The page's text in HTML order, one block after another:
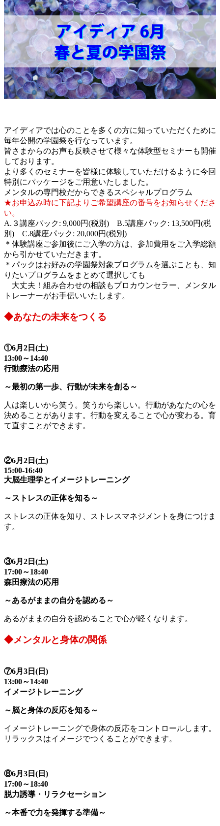
アイディアでは心のことを多くの方に知っていただくために
毎年公開の学園祭を行なっています。
皆さまからのお声も反映させて様々な体験型セミナーも開催
しております。
より多くのセミナーを皆様に体験していただけるように今回
特別にパッケージをご用意いたしました。
メンタルの専門校だからできるスペシャルプログラム
★お申込み時に下記よりご希望講座の番号をお知らせくださ
い。
A.３講座パック: 9,000円(税別) B.5講座パック: 13,500円(税
別) C.8講座パック: 20,000円(税別)
＊体験講座ご参加後にご入学の方は、参加費用をご入学総額
から引かせていただきます。
＊パックはお好みの学園祭対象プログラムを選ぶことも、知
りたいプログラムをまとめて選択しても
大丈夫！組み合わせの相談もプロカウンセラー、メンタル
トレーナーがお手伝いいたします。
◆あなたの未来をつくる
①6月2日(土)
13:00～14:40
行動療法の応用
～最初の第一歩、行動が未来を創る～
人は楽しいから笑う。笑うから楽しい。行動があなたの心を
決めることがあります。行動を変えることで心が変わる。育
て直すことができます。
②6月2日(土)
15:00-16:40
大脳生理学とイメージトレーニング
～ストレスの正体を知る～
ストレスの正体を知り、ストレスマネジメントを身につけま
す。
③6月2日(土)
17:00～18:40
森田療法の応用
～あるがままの自分を認める～
あるがままの自分を認めることで心が軽くなります。
◆メンタルと身体の関係
⑦6月3日(日)
13:00～14:40
イメージトレーニング
～脳と身体の反応を知る～
イメージトレーニングで身体の反応をコントロールします。
リラックスはイメージでつくることができます。
⑧6月3日(日)
17:00～18:40
脱力誘導・リラクセーション
～本番で力を発揮する準備～